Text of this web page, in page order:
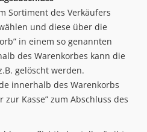
Sortiment des Verkäufers
und diese über die
in einem so genannten
des Warenkorbes kann die
gelöscht werden.
innerhalb des Warenkorbs
zur Kasse” zum Abschluss des